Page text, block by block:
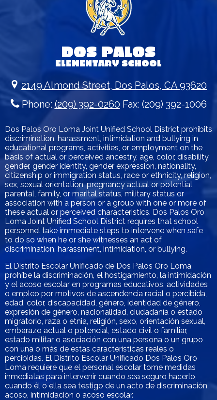
DOS PALOS
ELEMENTARY SCHOOL
2149 Almond Street, Dos Palos, CA 93620
Phone: (209) 392-0260 Fax: (209) 392-1006
Dos Palos Oro Loma Joint Unified School District prohibits
discrimination, harassment, intimidation and bullying in
educational programs, activities, or employment on the
basis of actual or perceived ancestry, age, color, disability,
gender, gender identity, gender expression, nationality,
citizenship or immigration status, race or ethnicity, religion,
sex, sexual orientation, pregnancy actual or potential
parental, family, or marital status, military status or
association with a person or a group with one or more of
these actual or perceived characteristics. Dos Palos Oro
Loma Joint Unified School District requires that school
personnel take immediate steps to intervene when safe
to do so when he or she witnesses an act of
discrimination, harassment, intimidation, or bullying.
El Distrito Escolar Unificado de Dos Palos Oro Loma
prohíbe la discriminación, el hostigamiento, la intimidación
y el acoso escolar en programas educativos, actividades
o empleo por motivos de ascendencia racial o percibida,
edad, color, discapacidad, género, identidad de género,
expresión de género, nacionalidad, ciudadanía o estado
migratorio, raza o etnia, religión, sexo, orientación sexual,
embarazo actual o potencial, estado civil o familiar,
estado militar o asociación con una persona o un grupo
con una o más de estas características reales o
percibidas. El Distrito Escolar Unificado Dos Palos Oro
Loma requiere que el personal escolar tome medidas
inmediatas para intervenir cuando sea seguro hacerlo,
cuando él o ella sea testigo de un acto de discriminación,
acoso, intimidación o acoso escolar.